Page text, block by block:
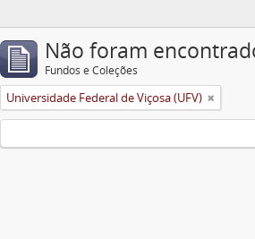
Não foram
Fundos e Coleções
Universidade Federal de Viçosa (UFV)